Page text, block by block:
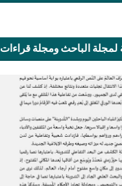
لمجلة الباحث ومجلة قراءات